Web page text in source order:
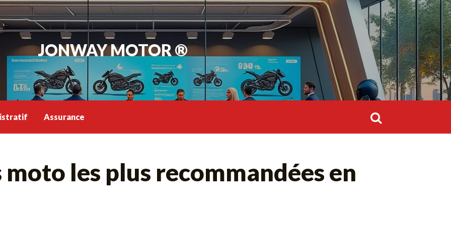
JONWAY MOTOR ®
Assurance
moto les plus recommandées en
Rechercher :